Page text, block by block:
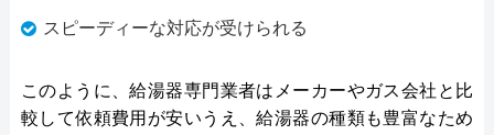
スピーディーな対応が受けられる
このように、給湯器専門業者はメーカーやガス会社と比
較して依頼費用が安いうえ、給湯器の種類も豊富なため